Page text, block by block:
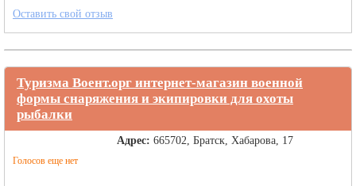
Оставить свой отзыв
Туризма Воент.орг интернет-магазин военной
формы снаряжения и экипировки для охоты
рыбалки
Голосов еще нет
Адрес: 665702, Братск, Хабарова, 17